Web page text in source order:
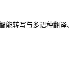
转写与多语种翻